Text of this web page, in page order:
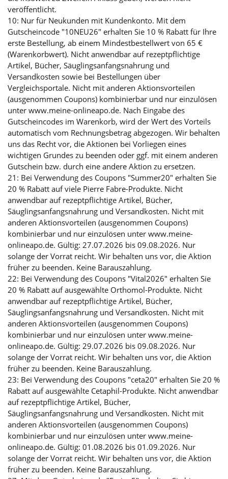
veröffentlicht.
10: Nur für Neukunden mit Kundenkonto. Mit dem
Gutscheincode "10NEU26" erhalten Sie 10 % Rabatt für Ihre
erste Bestellung, ab einem Mindestbestellwert von 65 €
(Warenkorbwert). Nicht anwendbar auf rezeptpflichtige
Artikel, Bücher, Säuglingsanfangsnahrung und
Versandkosten sowie bei Bestellungen über
Vergleichsportale. Nicht mit anderen Aktionsvorteilen
(ausgenommen Coupons) kombinierbar und nur einzulösen
unter www.meine-onlineapo.de. Nach Eingabe des
Gutscheincodes im Warenkorb, wird der Wert des Vorteils
automatisch vom Rechnungsbetrag abgezogen. Wir behalten
uns das Recht vor, die Aktionen bei Vorliegen eines
wichtigen Grundes zu beenden oder ggf. mit einem anderen
Gutschein bzw. durch eine andere Aktion zu ersetzen.
21: Bei Verwendung des Coupons "Summer20" erhalten Sie
20 % Rabatt auf viele Pierre Fabre-Produkte. Nicht
anwendbar auf rezeptpflichtige Artikel, Bücher,
Säuglingsanfangsnahrung und Versandkosten. Nicht mit
anderen Aktionsvorteilen (ausgenommen Coupons)
kombinierbar und nur einzulösen unter www.meine-
onlineapo.de. Gültig: 27.07.2026 bis 09.08.2026. Nur
solange der Vorrat reicht. Wir behalten uns vor, die Aktion
früher zu beenden. Keine Barauszahlung.
22: Bei Verwendung des Coupons "Vital2026" erhalten Sie
20 % Rabatt auf ausgewählte Orthomol-Produkte. Nicht
anwendbar auf rezeptpflichtige Artikel, Bücher,
Säuglingsanfangsnahrung und Versandkosten. Nicht mit
anderen Aktionsvorteilen (ausgenommen Coupons)
kombinierbar und nur einzulösen unter www.meine-
onlineapo.de. Gültig: 29.07.2026 bis 09.08.2026. Nur
solange der Vorrat reicht. Wir behalten uns vor, die Aktion
früher zu beenden. Keine Barauszahlung.
23: Bei Verwendung des Coupons "ceta20" erhalten Sie 20 %
Rabatt auf ausgewählte Cetaphil-Produkte. Nicht anwendbar
auf rezeptpflichtige Artikel, Bücher,
Säuglingsanfangsnahrung und Versandkosten. Nicht mit
anderen Aktionsvorteilen (ausgenommen Coupons)
kombinierbar und nur einzulösen unter www.meine-
onlineapo.de. Gültig: 01.08.2026 bis 01.09.2026. Nur
solange der Vorrat reicht. Wir behalten uns vor, die Aktion
früher zu beenden. Keine Barauszahlung.